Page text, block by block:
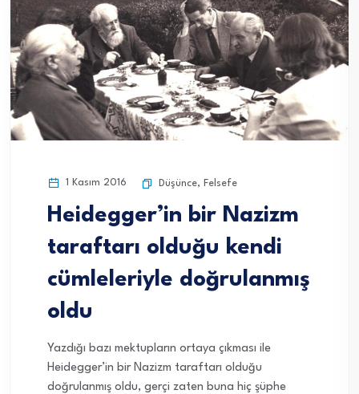
1 Kasım 2016 Düşünce, Felsefe
Heidegger’in bir Nazizm
taraftarı olduğu kendi
cümleleriyle doğrulanmış
oldu
Yazdığı bazı mektupların ortaya çıkması ile
Heidegger’in bir Nazizm taraftarı olduğu
doğrulanmış oldu, gerçi zaten buna hiç şüphe